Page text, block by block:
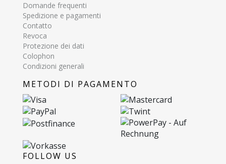
Domande frequenti
Spedizione e pagamenti
Contatto
Revoca
Protezione dei dati
Colophon
Condizioni generali
METODI DI PAGAMENTO
FOLLOW US